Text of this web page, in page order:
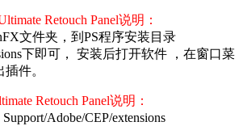
Retouch Panel说明：
文件夹，到PS程序安装目录
下即可， 安装后打开软件 ，在窗口菜
件。
Retouch Panel说明：
Adobe/CEP/extensions